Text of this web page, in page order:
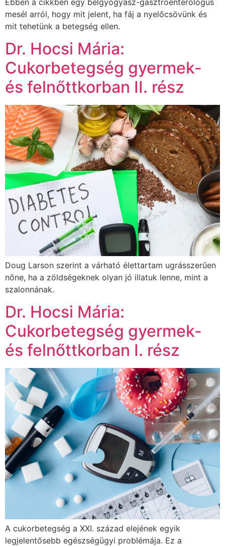
mesél arról, hogy mit jelent, ha fáj a nyelőcsövünk és
mit tehetünk a betegség ellen.
Dr. Hocsi Mária:
Cukorbetegség gyermek-
és felnőttkorban II. rész
Doug Larson szerint a várható élettartam ugrásszerűen
nőne, ha a zöldségeknek olyan jó illatuk lenne, mint a
szalonnának.
Dr. Hocsi Mária:
Cukorbetegség gyermek-
és felnőttkorban I. rész
A cukorbetegség a XXI. század elejének egyik
legjelentősebb egészségügyi problémája. Ez a